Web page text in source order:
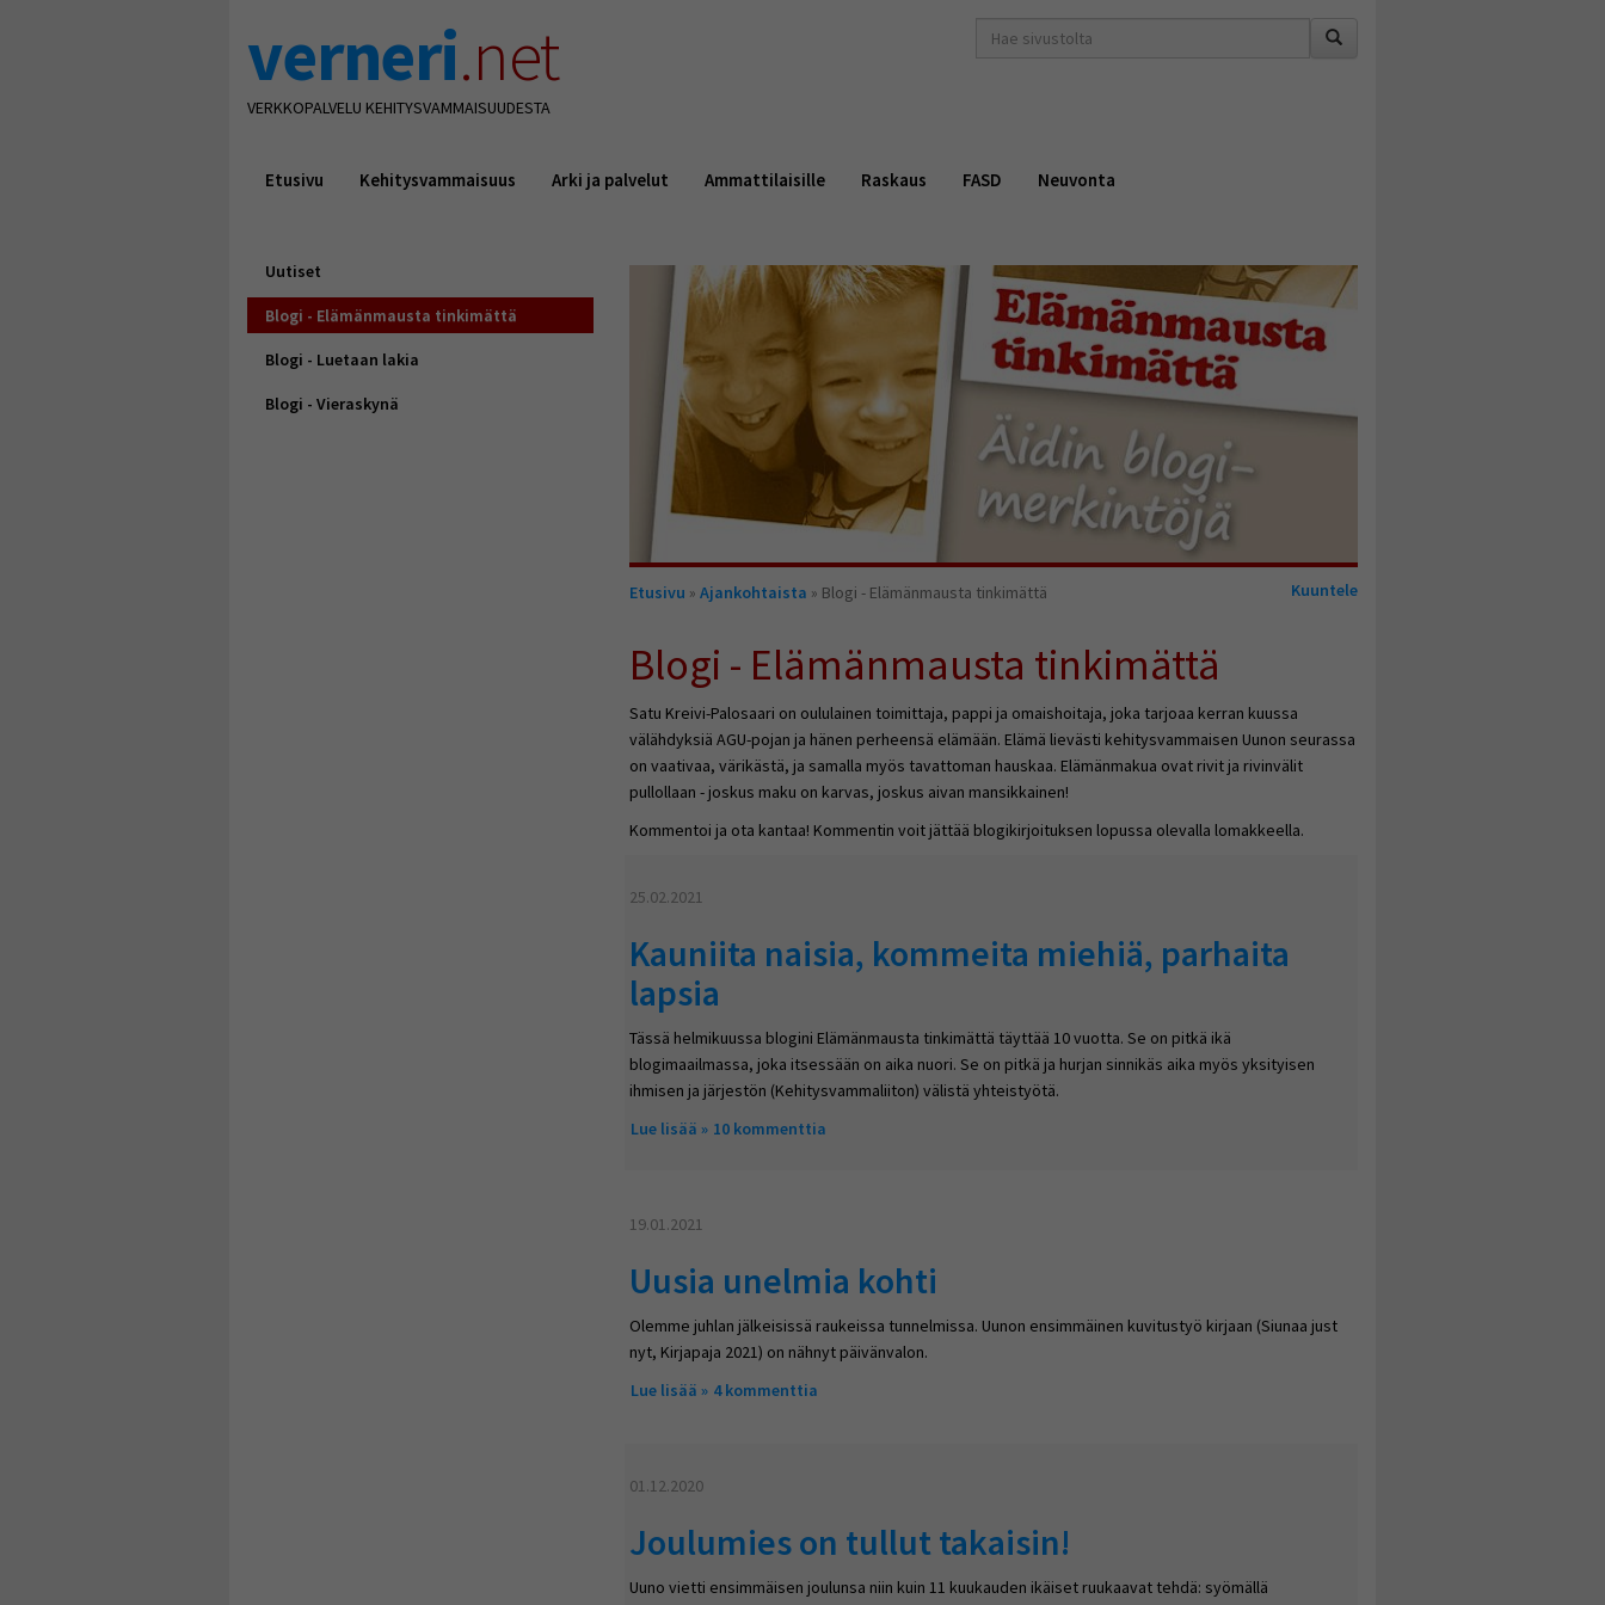
verneri.net
VERKKOPALVELU KEHITYSVAMMAISUUDESTA
hakusana(t)
Etusivu Kehitysvammaisuus Arki ja palvelut Ammattilaisille Raskaus FASD Neuvonta
Uutiset
Blogi - Elämänmausta tinkimättä
Blogi - Luetaan lakia
Blogi - Vieraskynä
Olet
Etusivu » Ajankohtaista » Blogi - Elämänmausta tinkimättä Kuuntele
Blogi - Elämänmausta tinkimättä
Satu Kreivi-Palosaari on oululainen toimittaja, pappi ja omaishoitaja, joka tarjoaa kerran kuussa
välähdyksiä AGU-pojan ja hänen perheensä elämään. Elämä lievästi kehitysvammaisen Uunon seurassa
on vaativaa, värikästä, ja samalla myös tavattoman hauskaa. Elämänmakua ovat rivit ja rivinvälit
pullollaan - joskus maku on karvas, joskus aivan mansikkainen!
Kommentoi ja ota kantaa! Kommentin voit jättää blogikirjoituksen lopussa olevalla lomakkeella.
25.02.2021
Kauniita naisia, kommeita miehiä, parhaita
lapsia
Tässä helmikuussa blogini Elämänmausta tinkimättä täyttää 10 vuotta. Se on pitkä ikä
blogimaailmassa, joka itsessään on aika nuori. Se on pitkä ja hurjan sinnikäs aika myös yksityisen
ihmisen ja järjestön (Kehitysvammaliiton) välistä yhteistyötä.
Lue lisää about Kauniita naisia, kommeita miehiä, parhaita lapsia
10 kommenttia
19.01.2021
Uusia unelmia kohti
Olemme juhlan jälkeisissä raukeissa tunnelmissa. Uunon ensimmäinen kuvitustyö kirjaan (Siunaa just
nyt, Kirjapaja 2021) on nähnyt päivänvalon.
Lue lisää about Uusia unelmia kohti
4 kommenttia
01.12.2020
Joulumies on tullut takaisin!
Uuno vietti ensimmäisen joulunsa niin kuin 11 kuukauden ikäiset ruukaavat tehdä: syömällä